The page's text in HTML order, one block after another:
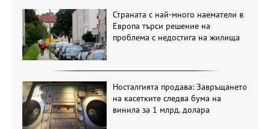
Страната с най-много наематели в
Европа търси решение на
проблема с недостига на жилища
Носталгията продава: Завръщането
на касетките следва бума на
винила за 1 млрд. долара